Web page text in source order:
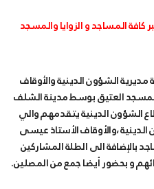
كافة المساجد و الزوايا والمسجد
الشؤون الدينية والأوقاف
العتيق بوسط مدينة الشلف
الشؤون الدينية يتقدمهم والي
،والأوقاف الأستاذ عيسى
بالإضافة الى الطلة المشاركين
و بحضور أيضا جمع من المصلين.